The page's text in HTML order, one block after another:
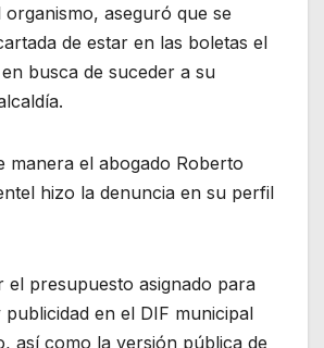
organismo, aseguró que se
de estar en las boletas el
busca de suceder a su
manera el abogado Roberto
hizo la denuncia en su perfil
el presupuesto asignado para
en el DIF municipal
así como la versión pública de